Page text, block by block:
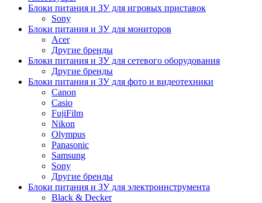
Блоки питания и ЗУ для игровых приставок
Sony
Блоки питания и ЗУ для мониторов
Acer
Другие бренды
Блоки питания и ЗУ для сетевого оборудования
Другие бренды
Блоки питания и ЗУ для фото и видеотехники
Canon
Casio
FujiFilm
Nikon
Olympus
Panasonic
Samsung
Sony
Другие бренды
Блоки питания и ЗУ для электроинструмента
Black & Decker